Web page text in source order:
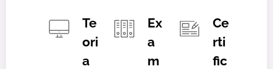
Te
ori
a
Ex
a
m
Ce
rti
fic